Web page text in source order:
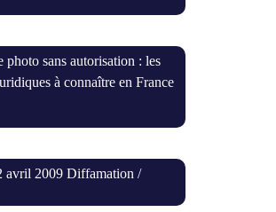
photo sans autorisation : les
à connaître en France
avril 2009 Diffamation /